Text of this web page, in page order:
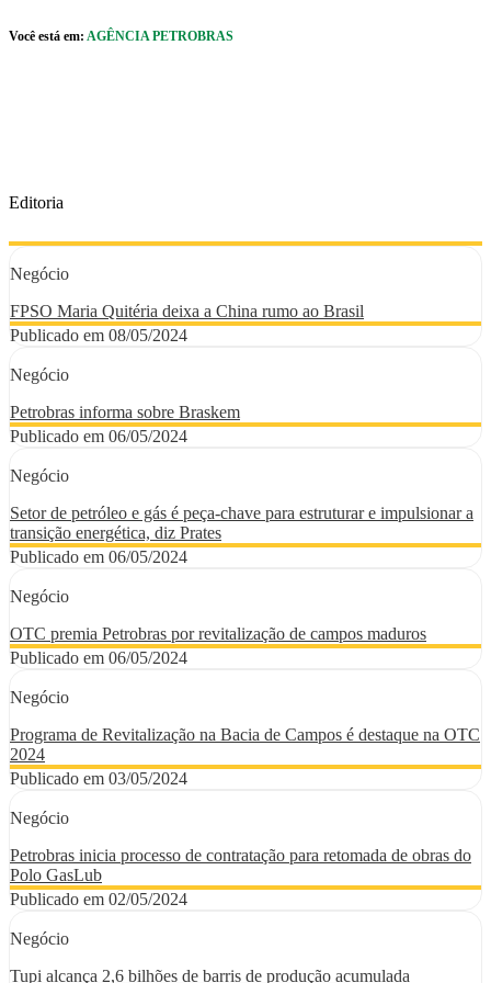
Você está em: AGÊNCIA PETROBRAS
Editoria
Negócio
FPSO Maria Quitéria deixa a China rumo ao Brasil
Publicado em 08/05/2024
Negócio
Petrobras informa sobre Braskem
Publicado em 06/05/2024
Negócio
Setor de petróleo e gás é peça-chave para estruturar e impulsionar a
transição energética, diz Prates
Publicado em 06/05/2024
Negócio
OTC premia Petrobras por revitalização de campos maduros
Publicado em 06/05/2024
Negócio
Programa de Revitalização na Bacia de Campos é destaque na OTC
2024
Publicado em 03/05/2024
Negócio
Petrobras inicia processo de contratação para retomada de obras do
Polo GasLub
Publicado em 02/05/2024
Negócio
Tupi alcança 2,6 bilhões de barris de produção acumulada
caixa de cookies